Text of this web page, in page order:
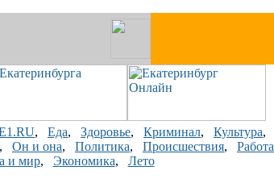
, Еда, Здоровье, Криминал, Культура,
, Он и она, Политика, Происшествия, Работа
и мир, Экономика, Лето